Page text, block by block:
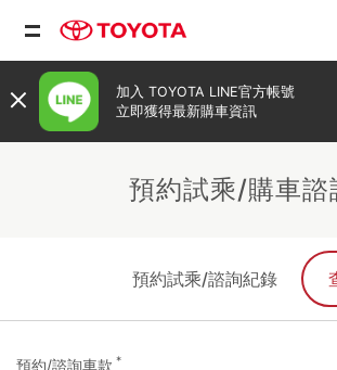
加入 TOYOTA LINE官方帳號
立即獲得最新購車資訊
預約試乘/購車諮
預約試乘/諮詢紀錄
預約/諮詢車款 *